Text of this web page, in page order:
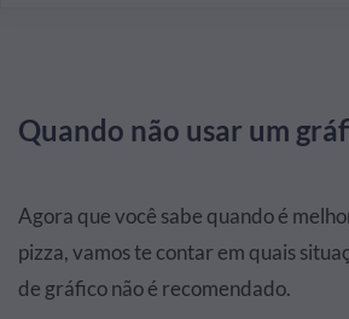
Quando não usar um
Agora que você sabe quando é
pizza, vamos te contar em quais
de gráfico não é recomendado.